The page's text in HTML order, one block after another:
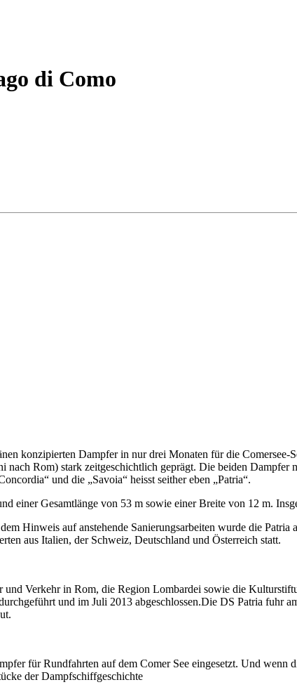
di Como
konzipierten Dampfer in nur drei Monaten für die
nach Rom) stark zeitgeschichtlich geprägt. Die beiden
und die „Savoia“ heisst seither eben „Patria“.
einer Gesamtlänge von 53 m sowie einer Breite von 12 m.
Hinweis auf anstehende Sanierungsarbeiten wurde die
aus Italien, der Schweiz, Deutschland und Österreich statt.
Verkehr in Rom, die Region Lombardei sowie die
und im Juli 2013 abgeschlossen.Die DS Patria fuhr
für Rundfahrten auf dem Comer See eingesetzt. Und wenn
der Dampfschiffgeschichte